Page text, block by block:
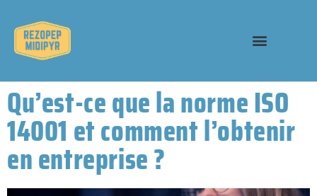
Qu’est-ce que la norme ISO
14001 et comment l’obtenir
en entreprise ?